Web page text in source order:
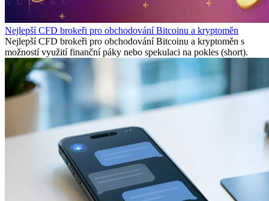
Nejlepší CFD brokeři pro obchodování Bitcoinu a kryptoměn
Nejlepší CFD brokeři pro obchodování Bitcoinu a kryptoměn s
možností využití finanční páky nebo spekulaci na pokles (short).